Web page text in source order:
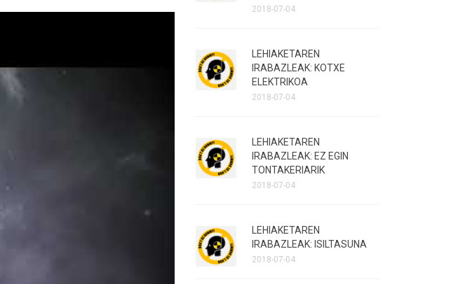
2018-07-04
LEHIAKETAREN
IRABAZLEAK: KOTXE
ELEKTRIKOA
2018-07-04
LEHIAKETAREN
IRABAZLEAK: EZ EGIN
TONTAKERIARIK
2018-07-04
LEHIAKETAREN
IRABAZLEAK: ISILTASUNA
2018-07-04